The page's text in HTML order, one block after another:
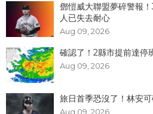
鄧愷威大聯盟夢碎警報
人已失去耐心
Aug 09, 2026
確認了！2縣市提前達停
Aug 09, 2026
旅日首季恐沒了！林安
Aug 09, 2026